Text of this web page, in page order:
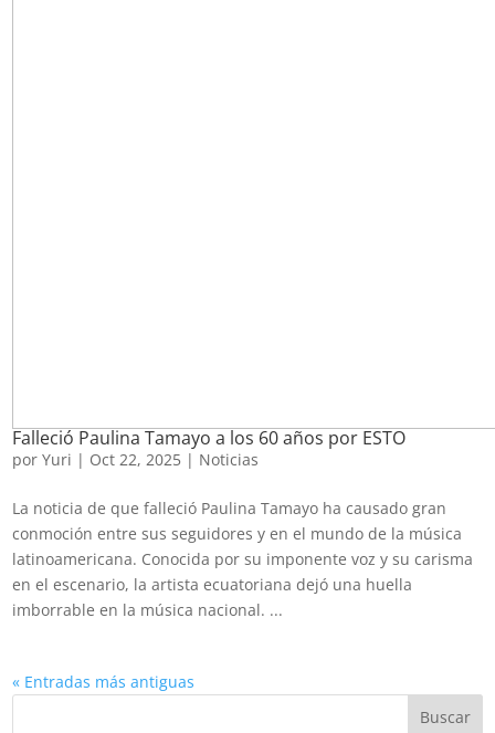
Falleció Paulina Tamayo a los 60 años por ESTO
porYuri | Oct 22, 2025 | Noticias
La noticia de que falleció Paulina Tamayo ha causado gran
conmoción entre sus seguidores y en el mundo de la música
latinoamericana. Conocida por su imponente voz y su carisma
en el escenario, la artista ecuatoriana dejó una huella
imborrable en la música nacional. ...
« Entradas más antiguas
Buscar